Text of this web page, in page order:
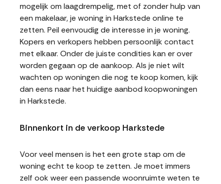
mogelijk om laagdrempelig, met of zonder hulp van
een makelaar, je woning in Harkstede online te
zetten. Peil eenvoudig de interesse in je woning.
Kopers en verkopers hebben persoonlijk contact
met elkaar. Onder de juiste condities kan er over
worden gegaan op de aankoop. Als je niet wilt
wachten op woningen die nog te koop komen, kijk
dan eens naar het huidige aanbod koopwoningen
in Harkstede.
Binnenkort in de verkoop Harkstede
Voor veel mensen is het een grote stap om de
woning echt te koop te zetten. Je moet immers
zelf ook weer een passende woonruimte weten te